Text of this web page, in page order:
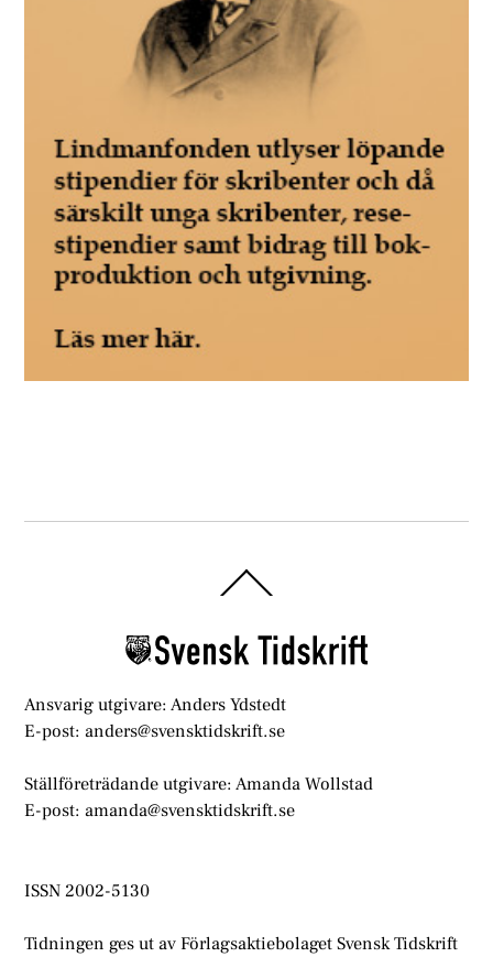
To
Ansvarig utgivare: Anders Ydstedt
E-post: anders@svensktidskrift.se
Ställföreträdande utgivare: Amanda Wollstad
E-post: amanda@svensktidskrift.se
ISSN 2002-5130
Tidningen ges ut av Förlagsaktiebolaget Svensk Tidskrift